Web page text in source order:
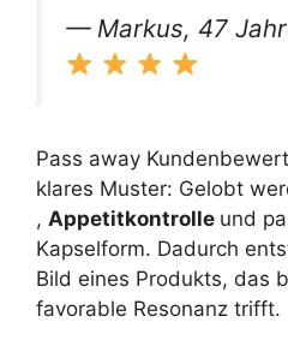
— Markus, 47
Pass away
klares Muster: Gelobt
, Appetitkontrolle und
Kapselform. Dadurch
Bild eines Produkts, das
favorable Resonanz trifft.